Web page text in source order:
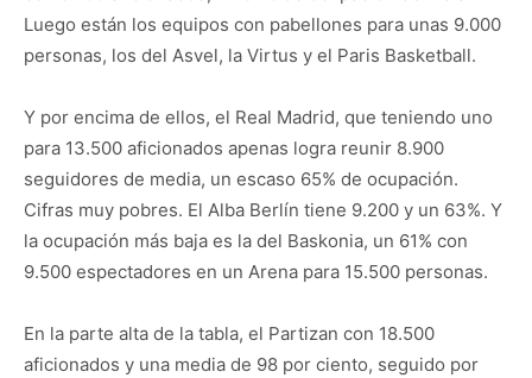
Luego están los equipos con pabellones para unas 9.000
personas, los del Asvel, la Virtus y el Paris Basketball.
Y por encima de ellos, el Real Madrid, que teniendo uno
para 13.500 aficionados apenas logra reunir 8.900
seguidores de media, un escaso 65% de ocupación.
Cifras muy pobres. El Alba Berlín tiene 9.200 y un 63%. Y
la ocupación más baja es la del Baskonia, un 61% con
9.500 espectadores en un Arena para 15.500 personas.
En la parte alta de la tabla, el Partizan con 18.500
aficionados y una media de 98 por ciento, seguido por